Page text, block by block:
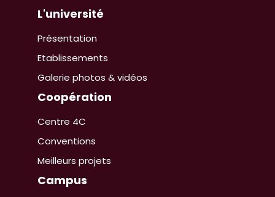
L'université
Présentation
Etablissements
Galerie photos & vidéos
Coopération
Centre 4C
Conventions
Meilleurs projets
Campus